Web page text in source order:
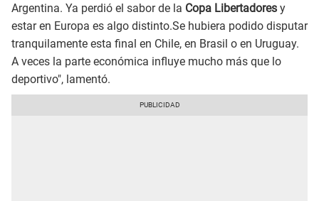
Argentina. Ya perdió el sabor de la Copa Libertadores y
estar en Europa es algo distinto.Se hubiera podido disputar
tranquilamente esta final en Chile, en Brasil o en Uruguay.
A veces la parte económica influye mucho más que lo
deportivo", lamentó.